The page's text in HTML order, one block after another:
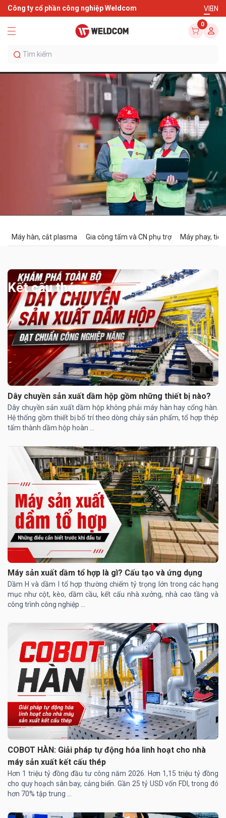
Công ty cổ phần công nghiệp Weldcom VIEN
0
Kết cấu thép
Máy hàn, cắt plasma Gia công tấm và CN phụ trợ Máy phay, tiện
Dây chuyền sản xuất dầm hộp gồm những thiết bị nào?
Dây chuyền sản xuất dầm hộp không phải máy hàn hay cổng hàn.
Hệ thống gồm thiết bị bố trí theo dòng chảy sản phẩm, tổ hợp thép
tấm thành dầm hộp hoàn ...
Máy sản xuất dầm tổ hợp là gì? Cấu tạo và ứng dụng
Dầm H và dầm I tổ hợp thường chiếm tỷ trọng lớn trong các hạng
mục như cột, kèo, dầm cầu, kết cấu nhà xưởng, nhà cao tầng và
công trình công nghiệp ...
COBOT HÀN: Giải pháp tự động hóa linh hoạt cho nhà
máy sản xuất kết cấu thép
Hơn 1 triệu tỷ đồng đầu tư công năm 2026. Hơn 1,15 triệu tỷ đồng
cho quy hoạch sân bay, cảng biển. Gần 25 tỷ USD vốn FDI, trong đó
hơn 70% tập trung ...